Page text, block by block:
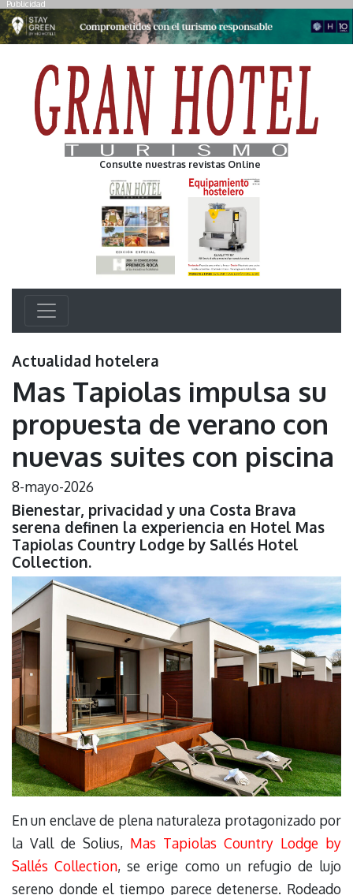
Publicidad
Consulte nuestras revistas Online
Actualidad hotelera
Mas Tapiolas impulsa su
propuesta de verano con
nuevas suites con piscina
8-mayo-2026
Bienestar, privacidad y una Costa Brava
serena definen la experiencia en Hotel Mas
Tapiolas Country Lodge by Sallés Hotel
Collection.
En un enclave de plena naturaleza protagonizado por
la Vall de Solius, Mas Tapiolas Country Lodge by
Sallés Collection, se erige como un refugio de lujo
sereno donde el tiempo parece detenerse. Rodeado